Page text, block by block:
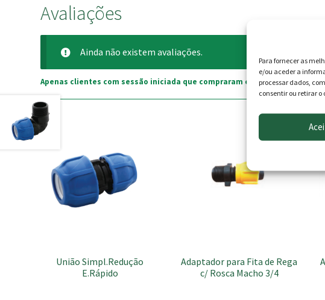
Para fornecer as
e/ou aceder a
processar dados,
consentir ou retirar
Avaliações
Ainda não existem avaliações.
Apenas clientes com sessão iniciada que compraram este produto
União Simpl.Redução
E.Rápido
This
multiple
variants.
options
Adaptador para Fita de Rega
c/ Rosca Macho 3/4